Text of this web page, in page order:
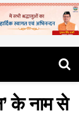
के नाम से